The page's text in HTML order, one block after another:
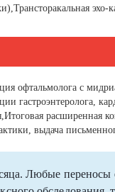
эхо-
офтальмолога с
гастроэнтеролога,
расширенная
выдача
Любые переносы